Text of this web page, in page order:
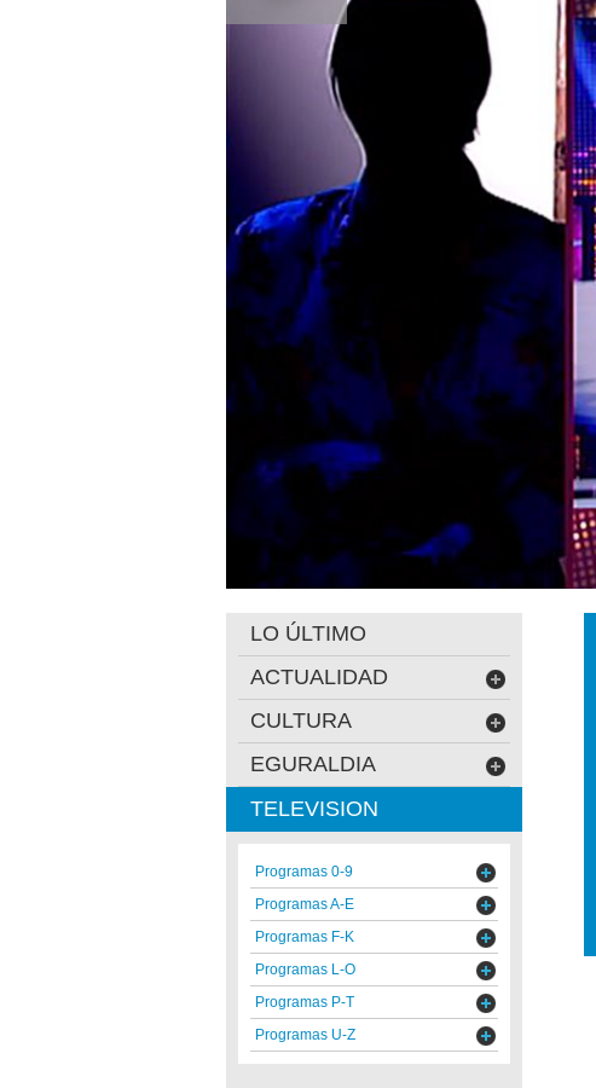
LO ÚLTIMO
ACTUALIDAD
CULTURA
EGURALDIA
TELEVISION
Programas 0-9
Programas A-E
Programas F-K
Programas L-O
Programas P-T
Programas U-Z